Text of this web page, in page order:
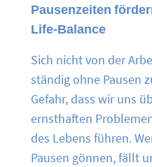
Pausenzeiten
Life-Balance
Sich nicht von der
ständig ohne Pausen
Gefahr, dass wir uns
ernsthaften
des Lebens führen.
Pausen gönnen, fällt